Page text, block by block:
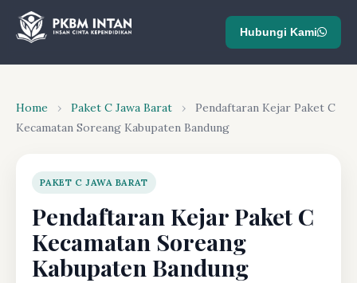
Hubungi Kami
Home › Paket C Jawa Barat ›
Pendaftaran Kejar Paket C
Kecamatan Soreang Kabupaten Bandung
PAKET C JAWA BARAT
Pendaftaran Kejar Paket C
Kecamatan Soreang
Kabupaten Bandung